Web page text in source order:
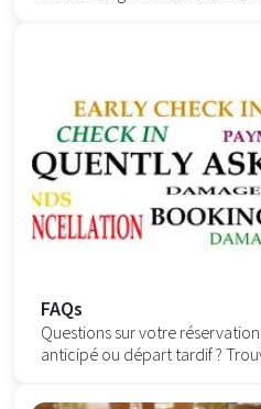
FAQs
Questions sur votre
anticipé ou départ tardif ?